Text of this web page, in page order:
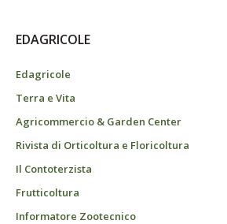
EDAGRICOLE
Edagricole
Terra e Vita
Agricommercio & Garden Center
Rivista di Orticoltura e Floricoltura
Il Contoterzista
Frutticoltura
Informatore Zootecnico